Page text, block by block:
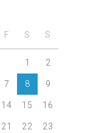
F S S
1 2
7 8 9
14 15 16
21 22 23